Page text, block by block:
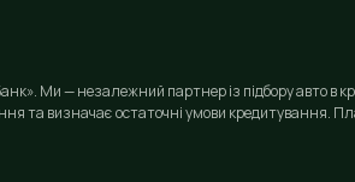
Ми — незалежний партнер із підбору авто в
та визначає остаточні умови кредитування.